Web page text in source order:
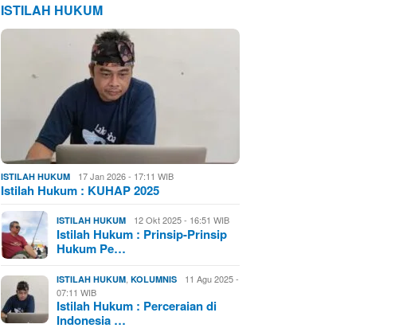
ISTILAH HUKUM
ISTILAH HUKUM 17 Jan 2026 - 17:11 WIB
Istilah Hukum : KUHAP 2025
ISTILAH HUKUM 12 Okt 2025 - 16:51 WIB
Istilah Hukum : Prinsip-Prinsip
Hukum Pe…
ISTILAH HUKUM ,KOLUMNIS
11 Agu 2025 -
07:11 WIB
Istilah Hukum : Perceraian di
Indonesia …